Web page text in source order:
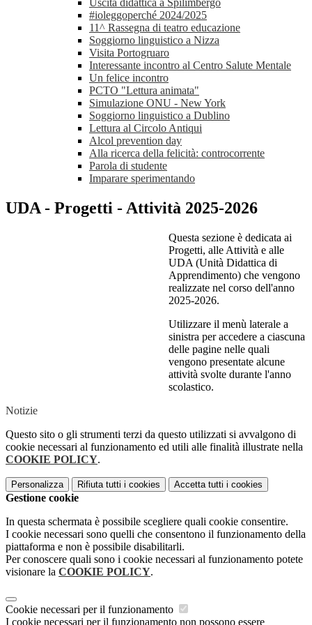
Uscita didattica a Spilimbergo
#ioleggoperché 2024/2025
11^ Rassegna di teatro educazione
Soggiorno linguistico a Nizza
Visita Portogruaro
Interessante incontro al Centro Salute Mentale
Un felice incontro
PCTO "Lettura animata"
Simulazione ONU - New York
Soggiorno linguistico a Dublino
Lettura al Circolo Antiqui
Alcol prevention day
Alla ricerca della felicità: controcorrente
Parola di studente
Imparare sperimentando
UDA - Progetti - Attività 2025-2026
Questa sezione è dedicata ai
Progetti, alle Attività e alle
UDA (Unità Didattica di
Apprendimento) che vengono
realizzate nel corso dell'anno
2025-2026.
Utilizzare il menù laterale a
sinistra per accedere a ciascuna
delle pagine nelle quali
vengono presentate alcune
attività svolte durante l'anno
scolastico.
Notizie
Questo sito o gli strumenti terzi da questo utilizzati si avvalgono di
cookie necessari al funzionamento ed utili alle finalità illustrate nella
COOKIE POLICY.
Personalizza Rifiuta tutti i cookies Accetta tutti i cookies
Gestione cookie
In questa schermata è possibile scegliere quali cookie consentire.
I cookie necessari sono quelli che consentono il funzionamento della
piattaforma e non è possibile disabilitarli.
Per conoscere quali sono i cookie necessari al funzionamento potete
visionare la COOKIE POLICY.
Cookie necessari per il funzionamento
I cookie necessari per il funzionamento non possono essere